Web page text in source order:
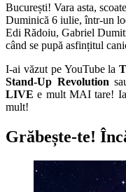
București! Vara asta,
Duminică 6 iulie, într-un
Edi Rădoiu, Gabriel
când se pupă asfințitul
I-ai văzut pe YouTube la
Stand-Up Revolution
LIVE e mult MAI tare!
mult!
Grăbește-te!